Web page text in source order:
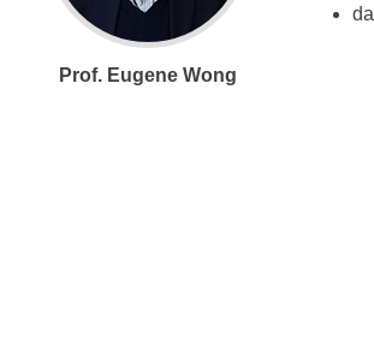
Prof. Eugene Wong